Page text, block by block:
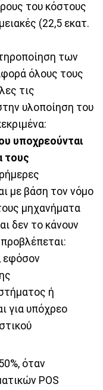
του κόστους
(22,5 εκατ.
των
όλους τους
τις
υλοποίηση του
υποχρεούνται
τους
με βάση τον νόμο
μηχανήματα
δεν το κάνουν
εφόσον
ή
για υπόχρεο
όταν
POS